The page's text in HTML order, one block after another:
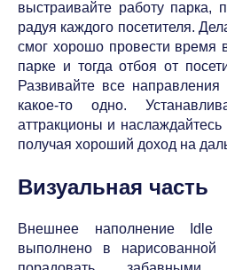
выстраивайте работу
радуя каждого посетителя.
смог хорошо провести время
парке и тогда отбоя от
Развивайте все
какое-то одно.
аттракционы и
получая хороший доход на
Визуальная часть
Внешнее наполнение Idle
выполнено в нарисованной